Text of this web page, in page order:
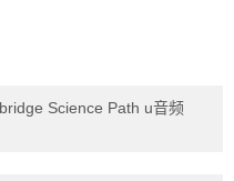
Science Path u音频